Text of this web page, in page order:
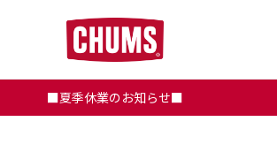
■夏季休業のお知らせ■